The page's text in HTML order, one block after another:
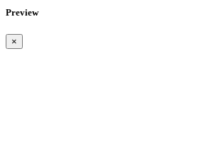
Preview
×